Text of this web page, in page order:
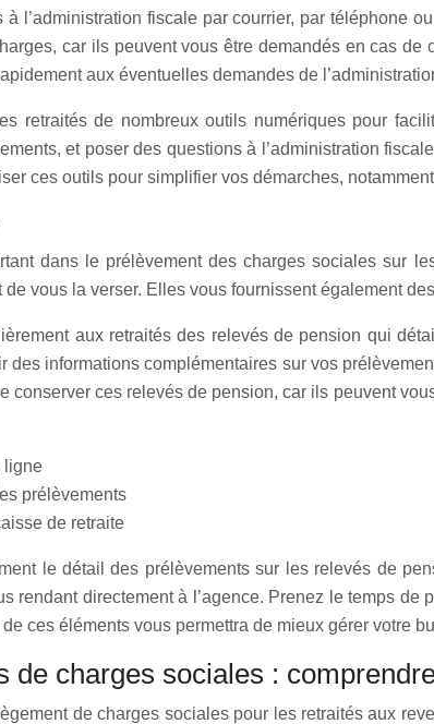
l’administration fiscale par courrier, par téléphone
car ils peuvent vous être demandés en cas
aux éventuelles demandes de
retraités de nombreux outils numériques pour
et poser des questions à l’administration
ces outils pour simplifier vos démarches,
dans le prélèvement des charges sociales sur
vous la verser. Elles vous fournissent également
aux retraités des relevés de pension qui
des informations complémentaires sur vos
conserver ces relevés de pension, car ils peuvent
ligne
prélèvements
de retraite
le détail des prélèvements sur les relevés de
rendant directement à l’agence. Prenez le temps
ces éléments vous permettra de mieux gérer votre
de charges sociales :
de charges sociales pour les retraités aux